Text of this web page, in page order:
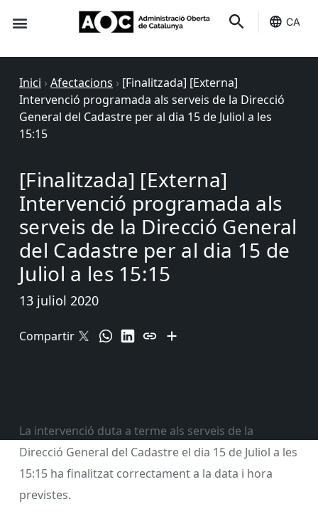
CA
Inici › Afectacions › [Finalitzada] [Externa]
Intervenció programada als serveis de la Direcció
General del Cadastre per al dia 15 de Juliol a les
15:15
[Finalitzada] [Externa]
Intervenció programada als
serveis de la Direcció General
del Cadastre per al dia 15 de
Juliol a les 15:15
13 juliol 2020
Compartir
La intervenció duta a terme als serveis de la
Direcció General del Cadastre el dia 15 de Juliol a les
15:15 ha finalitzat correctament a la data i hora
previstes.